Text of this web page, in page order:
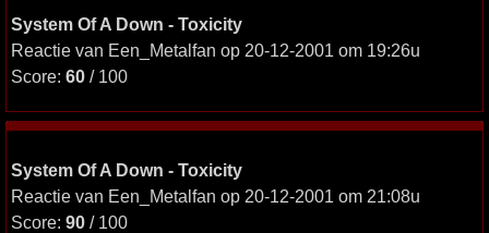
System Of A Down - Toxicity
Reactie van Een_Metalfan op 20-12-2001 om 19:26u
Score: 60 / 100
System Of A Down - Toxicity
Reactie van Een_Metalfan op 20-12-2001 om 21:08u
Score: 90 / 100